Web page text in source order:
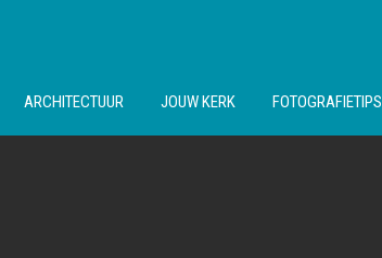
ARCHITECTUUR JOUW KERK FOTOGRAFIETIPS